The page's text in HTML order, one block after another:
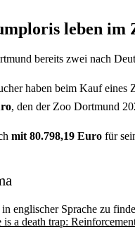
leben im
bereits zwei nach
haben beim Kauf
, den der Zoo Dortmund
mit 80.798,19 Euro für
englischer Sprache zu
a death trap: